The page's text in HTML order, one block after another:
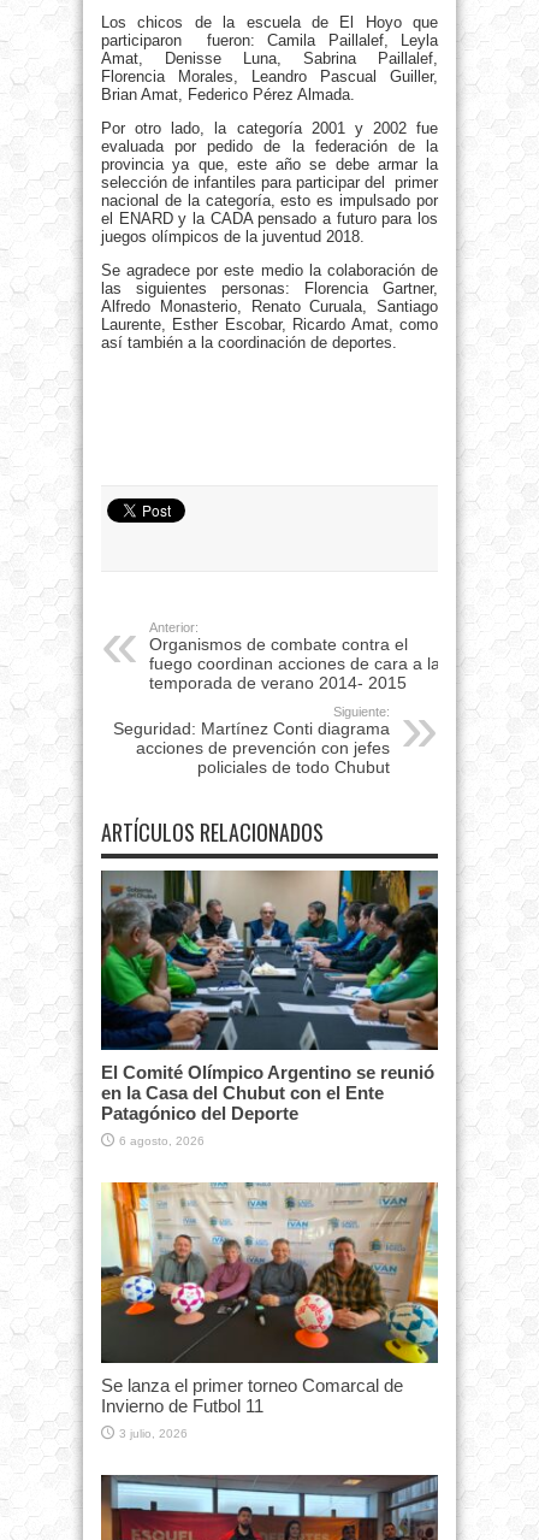
Los chicos de la escuela de El Hoyo que
participaron fueron: Camila Paillalef, Leyla
Amat, Denisse Luna, Sabrina Paillalef,
Florencia Morales, Leandro Pascual Guiller,
Brian Amat, Federico Pérez Almada.
Por otro lado, la categoría 2001 y 2002 fue
evaluada por pedido de la federación de la
provincia ya que, este año se debe armar la
selección de infantiles para participar del primer
nacional de la categoría, esto es impulsado por
el ENARD y la CADA pensado a futuro para los
juegos olímpicos de la juventud 2018.
Se agradece por este medio la colaboración de
las siguientes personas: Florencia Gartner,
Alfredo Monasterio, Renato Curuala, Santiago
Laurente, Esther Escobar, Ricardo Amat, como
así también a la coordinación de deportes.
Anterior:
Organismos de combate contra el
fuego coordinan acciones de cara a la
temporada de verano 2014- 2015
Siguiente:
Seguridad: Martínez Conti diagrama
acciones de prevención con jefes
policiales de todo Chubut
ARTÍCULOS RELACIONADOS
El Comité Olímpico Argentino se reunió
en la Casa del Chubut con el Ente
Patagónico del Deporte
6 agosto, 2026
Se lanza el primer torneo Comarcal de
Invierno de Futbol 11
3 julio, 2026